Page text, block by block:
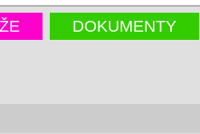
DOKUMENTY